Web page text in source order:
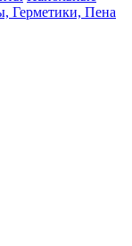
Герметики, Пена